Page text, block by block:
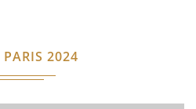
PARIS 2024